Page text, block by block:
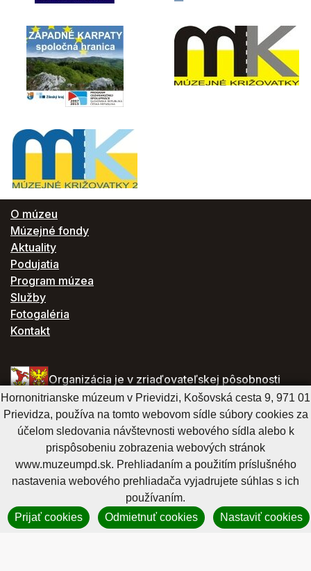
O múzeu
Múzejné fondy
Aktuality
Podujatia
Program múzea
Služby
Fotogaléria
Kontakt
Organizácia je v zriaďovateľskej pôsobnosti
Trenčianskeho samosprávneho kraja
Hornonitrianske múzeum v Prievidzi
Košovská cesta 9, 971 01 Prievidza
tel.: +421 46 542 30 54
fax: +421 46 542 67 15
e-mail:info@muzeumpd.sk
Hornonitrianske múzeum v Prievidzi, Košovská cesta 9, 971 01
Prievidza, používa na tomto webovom sídle súbory cookies za
účelom sledovania návštevnosti webového sídla alebo k
prispôsobeniu zobrazenia webových stránok
www.muzeumpd.sk. Prehliadaním a použitím príslušného
nastavenia webového prehliadača vyjadrujete súhlas s ich
používaním.
Prijať cookies
Odmietnuť cookies Nastaviť cookies